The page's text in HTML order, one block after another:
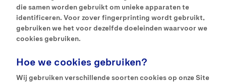
die samen worden gebruikt om unieke apparaten te
identificeren. Voor zover fingerprinting wordt gebruikt,
gebruiken we het voor dezelfde doeleinden waarvoor we
cookies gebruiken.
Hoe we cookies gebruiken?
Wij gebruiken verschillende soorten cookies op onze Site